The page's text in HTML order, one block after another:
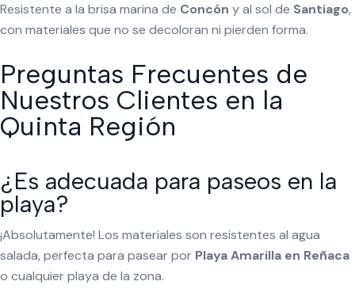
Resistente a la brisa marina de Concón y al sol de Santiago,
con materiales que no se decoloran ni pierden forma.
Preguntas Frecuentes de
Nuestros Clientes en la
Quinta Región
¿Es adecuada para paseos en la
playa?
¡Absolutamente! Los materiales son resistentes al agua
salada, perfecta para pasear por Playa Amarilla en Reñaca
o cualquier playa de la zona.